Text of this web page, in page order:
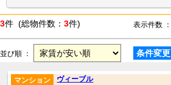
3件 (総物件数： 3件) 表示件数 ：
並び順 ： 条件変更
ヴィーブル
マンション